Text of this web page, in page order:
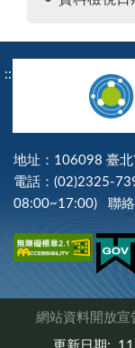
:::
地址：106098 臺
電話：(02)2325-
08:00~17:00) 聯
網站資料開放宣